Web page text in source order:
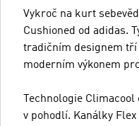
Vykroč na kurt
Cushioned od adidas.
tradičním designem
moderním výkonem
Technologie
v pohodlí. Kanálky